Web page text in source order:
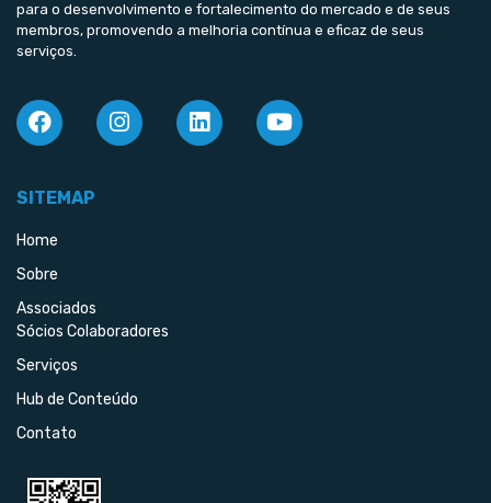
para o desenvolvimento e fortalecimento do mercado e de seus
membros, promovendo a melhoria contínua e eficaz de seus
serviços.
SITEMAP
Home
Sobre
Associados
Sócios Colaboradores
Serviços
Hub de Conteúdo
Contato